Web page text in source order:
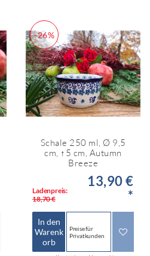
-26%
Schale 250 ml, Ø 9,5
cm, ↑5 cm, Autumn
Breeze
Ladenpreis:
18,70 €
13,90 €
*
In den
Warenk
orb
Preise für
Privatkunden